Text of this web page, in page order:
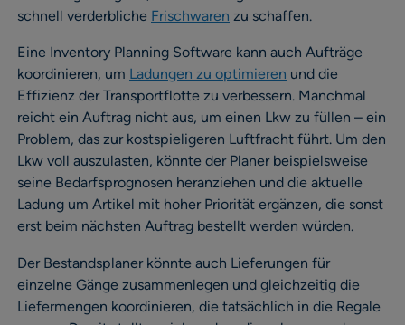
schnell verderbliche Frischwaren zu schaffen.
Eine Inventory Planning Software kann auch Aufträge
koordinieren, um Ladungen zu optimieren und die
Effizienz der Transportflotte zu verbessern. Manchmal
reicht ein Auftrag nicht aus, um einen Lkw zu füllen – ein
Problem, das zur kostspieligeren Luftfracht führt. Um den
Lkw voll auszulasten, könnte der Planer beispielsweise
seine Bedarfsprognosen heranziehen und die aktuelle
Ladung um Artikel mit hoher Priorität ergänzen, die sonst
erst beim nächsten Auftrag bestellt werden würden.
Der Bestandsplaner könnte auch Lieferungen für
einzelne Gänge zusammenlegen und gleichzeitig die
Liefermengen koordinieren, die tatsächlich in die Regale